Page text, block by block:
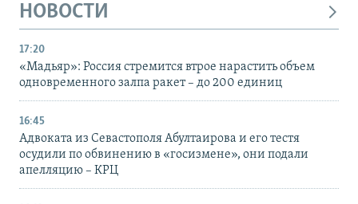
НОВОСТИ
17:20
«Мадьяр»: Россия стремится втрое нарастить объем
одновременного залпа ракет – до 200 единиц
16:45
Адвоката из Севастополя Абултаирова и его тестя
осудили по обвинению в «госизмене», они подали
апелляцию – КРЦ